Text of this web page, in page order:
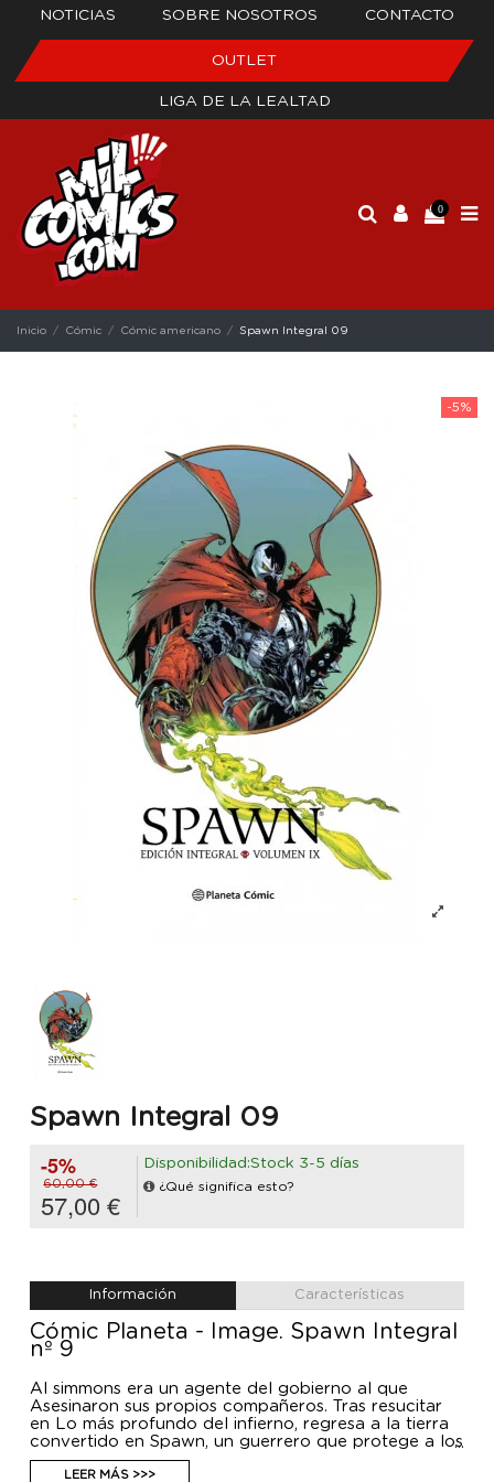
NOTICIAS SOBRE NOSOTROS CONTACTO
OUTLET
LIGA DE LA LEALTAD
0
Inicio Cómic Cómic americano Spawn Integral 09
-5%
Spawn Integral 09
-5%
60,00 €
57,00 €
Disponibilidad:Stock 3-5 días
¿Qué significa esto?
Información Características
Cómic Planeta - Image. Spawn Integral
nº 9
Al simmons era un agente del gobierno al que
Asesinaron sus propios compañeros. Tras resucitar
en Lo más profundo del infierno, regresa a la tierra
convertido en Spawn, un guerrero que protege a los
marginados que viven en los callejones de Nueva
York.LEER MÁS >>>